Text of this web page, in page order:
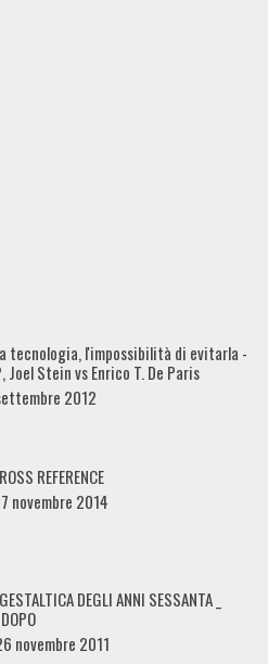
tecnologia, l'impossibilità di evitarla -
Joel Stein vs Enrico T. De Paris
2012
REFERENCE
novembre 2014
DEGLI ANNI SESSANTA _
novembre 2011